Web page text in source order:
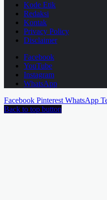
Kode Etik
Redaksi
Kontak
Privacy Policy
Disclaimer
Facebook
YouTube
Instagram
WhatsApp
Facebook Pinterest WhatsApp
Back to top button